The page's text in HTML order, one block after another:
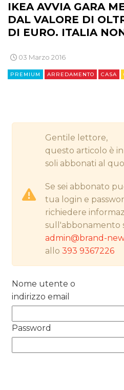
STRATEGIE
CINEMA
ESTERNA
RADIO / AUDIO
RICERCHE
PREVISIONI/SCENARI
NORMATIVE
TREND
IKEA AVVIA GARA
DAL VALORE DI
DI EURO. ITALIA
03 Marzo 2016
PREMIUM ARREDAMENTO CASA
Gentile lettore,
questo articolo è
soli abbonati al
Se sei abbonato
tua login e
richiedere
sull'abbonamento
admin@brand-
allo393 9367226
Nome utente o
indirizzo email
Password